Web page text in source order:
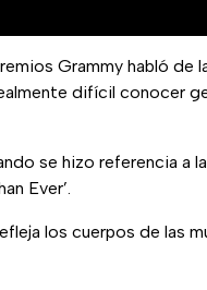
Grammy habló de
difícil conocer
se hizo referencia a la
Ever’.
los cuerpos de las